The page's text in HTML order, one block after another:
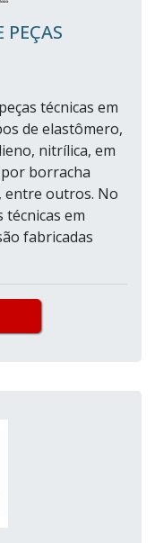
PEÇAS
técnicas em
de elastômero,
nitrílica, em
borracha
entre outros. No
técnicas em
fabricadas